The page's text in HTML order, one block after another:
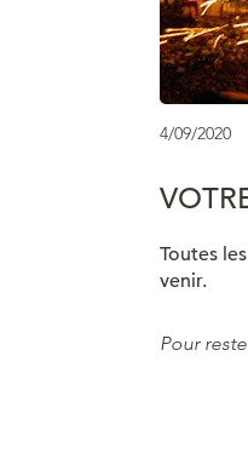
4/09/2020
Toutes
venir.
Pour